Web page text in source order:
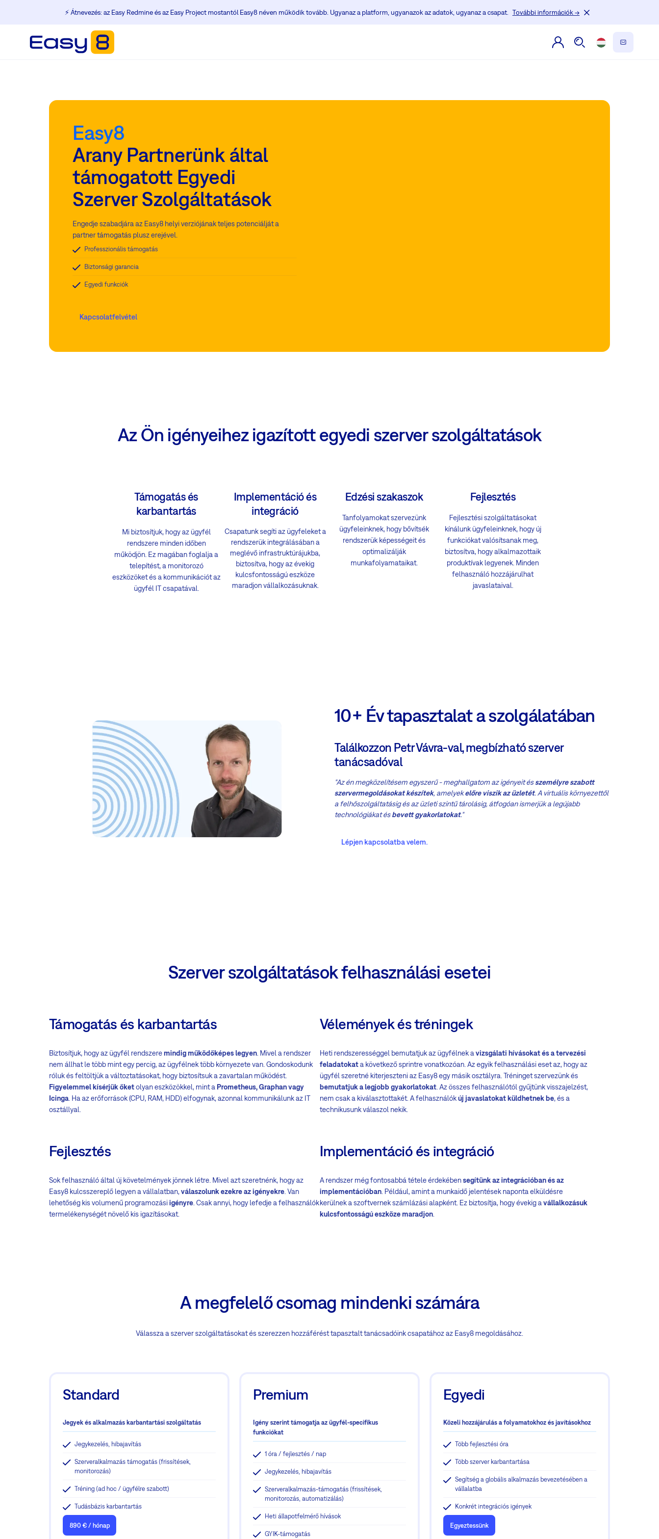
⚡️ Átnevezés: az Easy Redmine és az Easy Project mostantól Easy8 néven működik tovább. Ugyanaz a platform, ugyanazok az adatok, ugyanaz a csapat. További információk →
Easy8
Arany Partnerünk által
támogatott Egyedi
Szerver Szolgáltatások
Engedje szabadjára az Easy8 helyi verziójának teljes potenciálját a
partner támogatás plusz erejével.
Professzionális támogatás
Biztonsági garancia
Egyedi funkciók
Kapcsolatfelvétel
Az Ön igényeihez igazított egyedi szerver szolgáltatások
Támogatás és
karbantartás
Mi biztosítjuk, hogy az ügyfél
rendszere minden időben
működjön. Ez magában foglalja a
telepítést, a monitorozó
eszközöket és a kommunikációt az
ügyfél IT csapatával.
Implementáció és
integráció
Csapatunk segíti az ügyfeleket a
rendszerük integrálásában a
meglévő infrastruktúrájukba,
biztosítva, hogy az évekig
kulcsfontosságú eszköze
maradjon vállalkozásuknak.
Edzési szakaszok
Tanfolyamokat szervezünk
ügyfeleinknek, hogy bővítsék
rendszerük képességeit és
optimalizálják
munkafolyamataikat.
Fejlesztés
Fejlesztési szolgáltatásokat
kínálunk ügyfeleinknek, hogy új
funkciókat valósítsanak meg,
biztosítva, hogy alkalmazottaik
produktívak legyenek. Minden
felhasználó hozzájárulhat
javaslataival.
10+ Év tapasztalat a szolgálatában
Találkozzon Petr Vávra-val, megbízható szerver
tanácsadóval
"Az én megközelítésem egyszerű - meghallgatom az igényeit ésszemélyre szabott
szervermegoldásokat készítek, amelyekelőre viszik az üzletét. A virtuális környezettől
a felhőszolgáltatásig és az üzleti szintű tárolásig, átfogóan ismerjük a legújabb
technológiákat ésbevett gyakorlatokat."
Lépjen kapcsolatba velem.
Szerver szolgáltatások felhasználási esetei
Támogatás és karbantartás
Biztosítjuk, hogy az ügyfél rendszeremindig működőképes legyen. Mivel a rendszer
nem állhat le több mint egy percig, az ügyfélnek több környezete van. Gondoskodunk
róluk és feltöltjük a változtatásokat, hogy biztosítsuk a zavartalan működést.
Figyelemmel kísérjük őketolyan eszközökkel, mint a Prometheus, Graphan vagy
Icinga. Ha az erőforrások (CPU, RAM, HDD) elfogynak, azonnal kommunikálunk az IT
osztállyal.
Vélemények és tréningek
Heti rendszerességgel bemutatjuk az ügyfélnek a vizsgálati hívásokat és a tervezési
feladatokata következő sprintre vonatkozóan. Az egyik felhasználási eset az, hogy az
ügyfél szeretné kiterjeszteni az Easy8 egy másik osztályra. Tréninget szervezünk és
bemutatjuk a legjobb gyakorlatokat. Az összes felhasználótól gyűjtünk visszajelzést,
nem csak a kiválasztottakét. A felhasználókúj javaslatokat küldhetnek be, és a
technikusunk válaszol nekik.
Fejlesztés
Sok felhasználó által új követelmények jönnek létre. Mivel azt szeretnénk, hogy az
Easy8 kulcsszereplő legyen a vállalatban,válaszolunk ezekre az igényekre. Van
lehetőség kis volumenű programozásiigényre. Csak annyi, hogy lefedje a felhasználók
termelékenységét növelő kis igazításokat.
Implementáció és integráció
A rendszer még fontosabbá tétele érdekébensegítünk az integrációban és az
implementációban. Például, amint a munkaidő jelentések naponta elküldésre
kerülnek a szoftvernek számlázási alapként. Ez biztosítja, hogy évekig a vállalkozásuk
kulcsfontosságú eszköze maradjon.
A megfelelő csomag mindenki számára
Válassza a szerver szolgáltatásokat és szerezzen hozzáférést tapasztalt tanácsadóink csapatához az Easy8 megoldásához.
Standard
Jegyek és alkalmazás karbantartási szolgáltatás
Jegykezelés, hibajavítás
Szerveralkalmazás támogatás (frissítések,
monitorozás)
Tréning (ad hoc / ügyfélre szabott)
Tudásbázis karbantartás
890 € / hónap
Premium
Igény szerint támogatja az ügyfél-specifikus
funkciókat
1 óra / fejlesztés / nap
Jegykezelés, hibajavítás
Szerveralkalmazás-támogatás (frissítések,
monitorozás, automatizálás)
Heti állapotfelmérő hívások
GYIK-támogatás
Egyedi
Közeli hozzájárulás a folyamatokhoz és javításokhoz
Több fejlesztési óra
Több szerver karbantartása
Segítség a globális alkalmazás bevezetésében a
vállalatba
Konkrét integrációs igények
Egyeztessünk